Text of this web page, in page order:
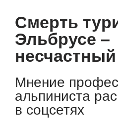
Смерть
Эльбрусе –
Мнение
альпиниста
в соцсетях